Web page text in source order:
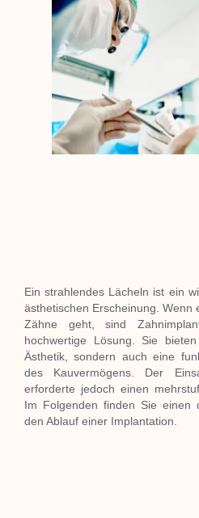
Ein strahlendes Lächeln ist ein
ästhetischen Erscheinung.Wenn
Zähne geht, sind
hochwertige Lösung. Sie
Ästhetik, sondern auch eine
des Kauvermögens. Der
erforderte jedoch einen
Im Folgenden finden Sie einen
den Ablauf einer Implantation.